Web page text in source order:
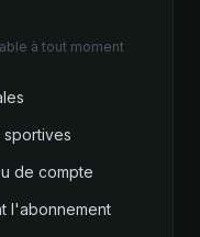
à tout moment
sportives
de compte
l'abonnement